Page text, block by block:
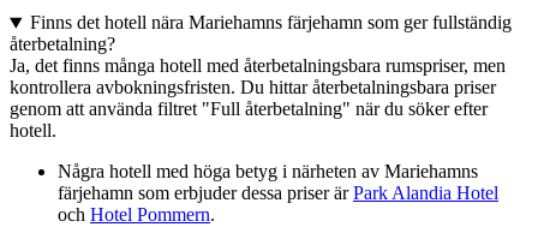
Finns det hotell nära Mariehamns färjehamn som ger fullständig
återbetalning?
Ja, det finns många hotell med återbetalningsbara rumspriser, men
kontrollera avbokningsfristen. Du hittar återbetalningsbara priser
genom att använda filtret "Full återbetalning" när du söker efter
hotell.
Några hotell med höga betyg i närheten av Mariehamns
färjehamn som erbjuder dessa priser ärPark Alandia Hotel
och Hotel Pommern.